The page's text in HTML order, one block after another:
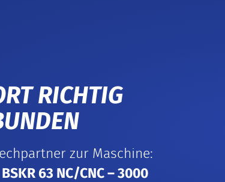
RICHTIG
zur Maschine:
BSKR 63 NC/CNC – 3000